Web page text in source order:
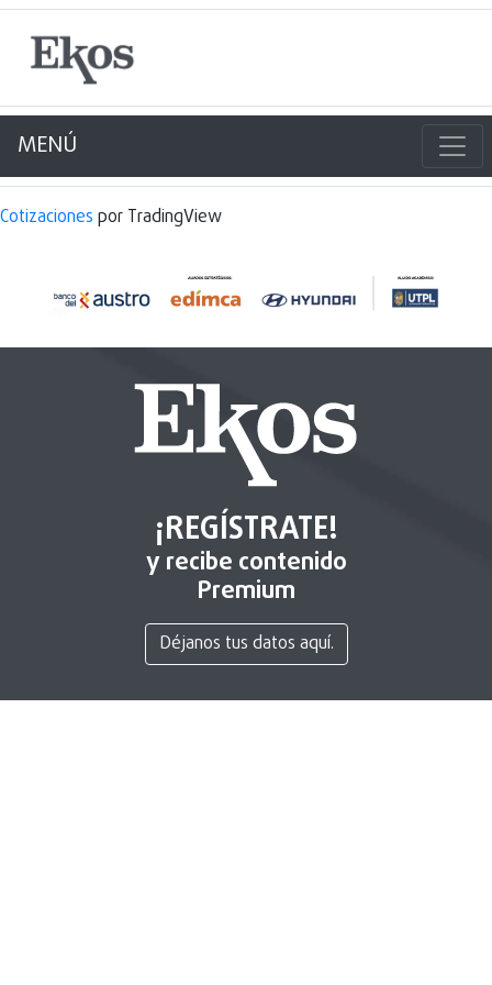
MENÚ
Cotizaciones por TradingView
¡REGÍSTRATE!
y recibe contenido
Premium
Déjanos tus datos aquí.